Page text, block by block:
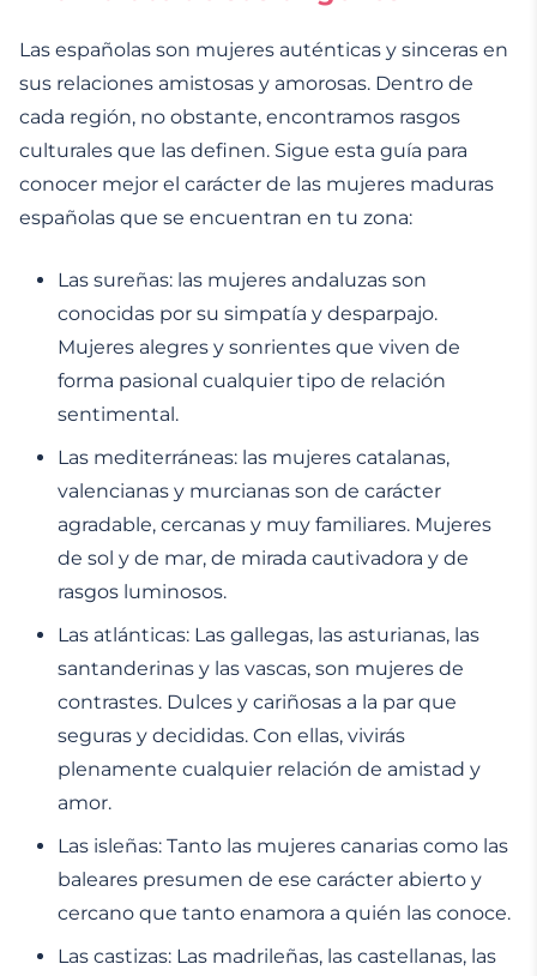
Las españolas son mujeres auténticas y sinceras en
sus relaciones amistosas y amorosas. Dentro de
cada región, no obstante, encontramos rasgos
culturales que las definen. Sigue esta guía para
conocer mejor el carácter de las mujeres maduras
españolas que se encuentran en tu zona:
Las sureñas: las mujeres andaluzas son
conocidas por su simpatía y desparpajo.
Mujeres alegres y sonrientes que viven de
forma pasional cualquier tipo de relación
sentimental.
Las mediterráneas: las mujeres catalanas,
valencianas y murcianas son de carácter
agradable, cercanas y muy familiares. Mujeres
de sol y de mar, de mirada cautivadora y de
rasgos luminosos.
Las atlánticas: Las gallegas, las asturianas, las
santanderinas y las vascas, son mujeres de
contrastes. Dulces y cariñosas a la par que
seguras y decididas. Con ellas, vivirás
plenamente cualquier relación de amistad y
amor.
Las isleñas: Tanto las mujeres canarias como las
baleares presumen de ese carácter abierto y
cercano que tanto enamora a quién las conoce.
Las castizas: Las madrileñas, las castellanas, las